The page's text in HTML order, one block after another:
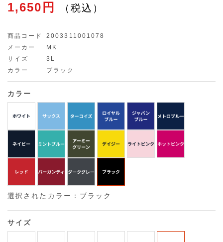
1,650円
商品コード
2003311001078
メーカー
MK
サイズ
3L
カラー
ブラック
カラー
選択されたカラー：ブラック
サイズ